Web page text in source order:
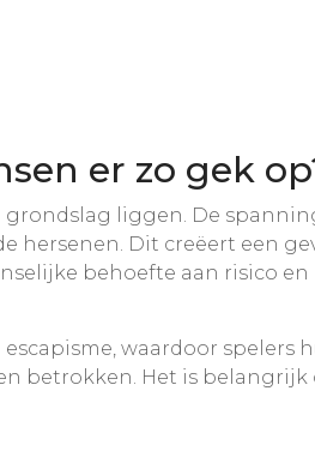
er zo gek
grondslag liggen. De
hersenen. Dit creëert een
behoefte aan risico
waardoor spelers
betrokken. Het is belangrijk